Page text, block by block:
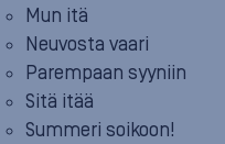
Mun itä
Neuvosta vaari
Parempaan syyniin
Sitä itää
Summeri soikoon!